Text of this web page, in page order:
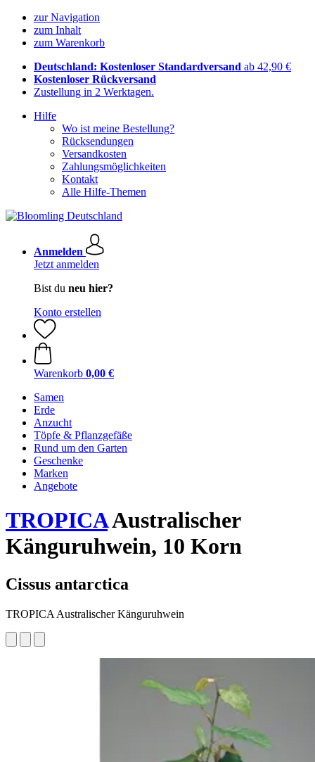
zur Navigation
zum Inhalt
zum Warenkorb
Deutschland: Kostenloser Standardversand ab 42,90 €
Kostenloser Rückversand
Zustellung in 2 Werktagen.
Hilfe
Wo ist meine Bestellung?
Rücksendungen
Versandkosten
Zahlungsmöglichkeiten
Kontakt
Alle Hilfe-Themen
Anmelden
Jetzt anmelden
Bist du neu hier?
Konto erstellen
Warenkorb 0,00 €
Samen
Erde
Anzucht
Töpfe & Pflanzgefäße
Rund um den Garten
Geschenke
Marken
Angebote
TROPICAAustralischer
Känguruhwein, 10 Korn
Cissus antarctica
TROPICA Australischer Känguruhwein